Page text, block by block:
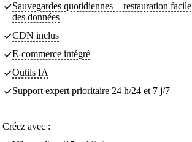
Sauvegardes quotidiennes + restauration facile
des données
CDN inclus
E-commerce intégré
Outils IA
Support expert prioritaire 24 h/24 et 7 j/7
Créez avec :